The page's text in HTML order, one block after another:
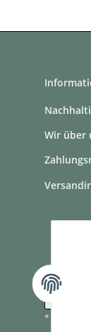
Wir über
* Alle